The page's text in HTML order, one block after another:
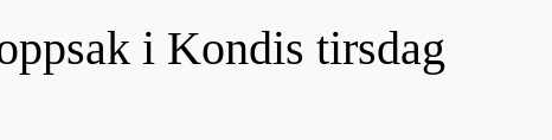
i Kondis tirsdag